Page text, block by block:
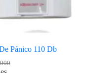
Pánico 110 Db